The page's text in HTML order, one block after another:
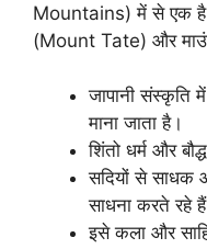
Mountains) में से एक है।
(Mount Tate) और
जापानी संस्कृति
माना जाता है।
शिंतो धर्म और
सदियों से साधक
साधना करते रहे
इसे कला और